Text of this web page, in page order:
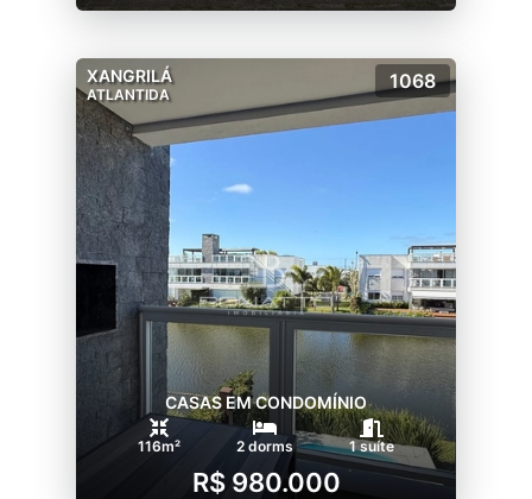
XANGRILÁ
ATLANTIDA
1068
CASAS EM CONDOMÍNIO
116m² 2 dorms 1 suíte
R$ 980.000